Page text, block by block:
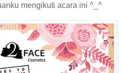
mengikuti acara ini ^_^